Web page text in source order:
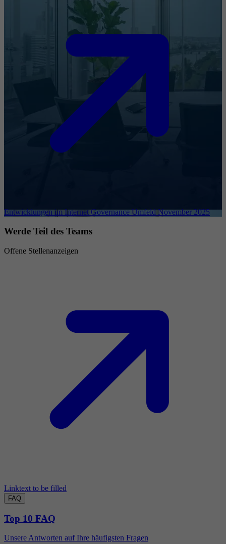
Entwicklungen im Internet Governance Umfeld November 2025
Werde Teil des Teams
Offene Stellenanzeigen
Linktext to be filled
FAQ
Top 10 FAQ
Unsere Antworten auf Ihre häufigsten Fragen